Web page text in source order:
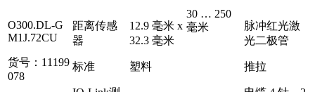
O300.DL-G
M1J.72CU
货号：11199
078
距离传感
器
标准
12.9 毫米 x
32.3 毫米
塑料
30 … 250
毫米
脉冲红光激
光二极管
推拉